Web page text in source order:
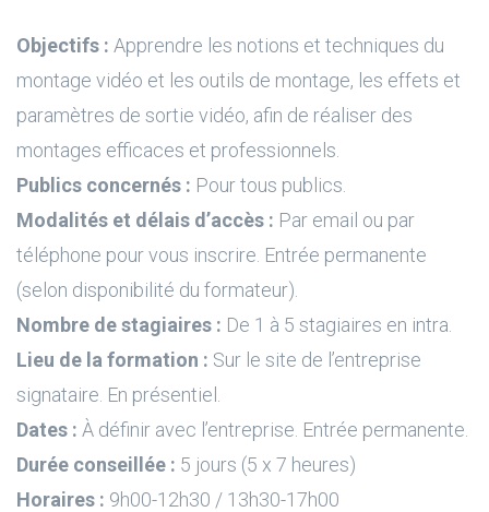
Objectifs : Apprendre les notions et techniques du
montage vidéo et les outils de montage, les effets et
paramètres de sortie vidéo, afin de réaliser des
montages efficaces et professionnels.
Publics concernés : Pour tous publics.
Modalités et délais d’accès : Par email ou par
téléphone pour vous inscrire. Entrée permanente
(selon disponibilité du formateur).
Nombre de stagiaires : De 1 à 5 stagiaires en intra.
Lieu de la formation : Sur le site de l’entreprise
signataire. En présentiel.
Dates : À définir avec l’entreprise. Entrée permanente.
Durée conseillée : 5 jours (5 x 7 heures)
Horaires : 9h00-12h30 / 13h30-17h00